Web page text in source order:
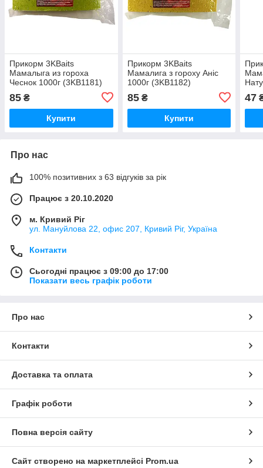
Прикорм 3KBaits
Мамалыга из гороха
Чеснок 1000г (3KB1181)
85 ₴
Купити
Прикорм 3KBaits
Мамалига з гороху Аніс
1000г (3KB1182)
85₴
Купити
47
Про нас
100% позитивних з 63 відгуків за рік
Працює з 20.10.2020
м. Кривий Ріг
ул. Мануйлова 22, офис 207, Кривий Ріг, Україна
Контакти
Сьогодні працює з 09:00 до 17:00
Показати весь графік роботи
Про нас
Контакти
Доставка та оплата
Графік роботи
Повна версія сайту
Сайт створено на маркетплейсі Prom.ua